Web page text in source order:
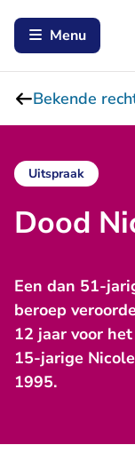
Menu
Bekende
Uitspraak
Dood
Een dan 51-
beroep
12 jaar voor
15-jarige
1995.